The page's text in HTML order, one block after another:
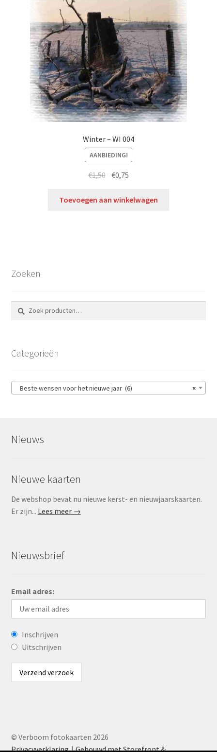
Winter – WI 004
AANBIEDING!
€1,50 €0,75
Toevoegen aan winkelwagen
Zoeken
Zoeken
naar:
Zoeken
Categorieën
×
Beste wensen voor het nieuwe jaar (6)
Nieuws
Nieuwe kaarten
De webshop bevat nu nieuwe kerst- en nieuwjaarskaarten.
Er zijn... Lees meer →
Nieuwsbrief
Email adres:
Inschrijven
Uitschrijven
© Verboom fotokaarten 2026
Privacyverklaring
Gebouwd met Storefront &